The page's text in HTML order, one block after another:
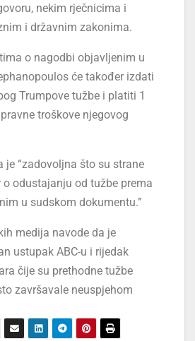
nekim rječnicima i
i državnim zakonima.
o nagodbi objavljenim u
će također izdati
Trumpove tužbe i platiti 1
troškove njegovog
je “zadovoljna što su strane
odustajanju od tužbe prema
u sudskom dokumentu.”
medija navode da je
ustupak ABC-u i rijedak
čije su prethodne tužbe
završavale neuspjehom